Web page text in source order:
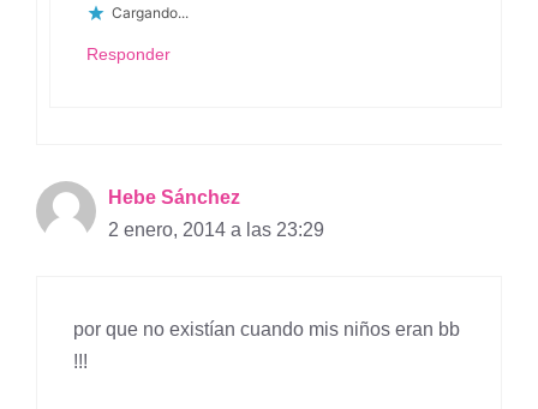
Cargando...
Responder
Hebe Sánchez
2 enero, 2014 a las 23:29
por que no existían cuando mis niños eran bb
!!!